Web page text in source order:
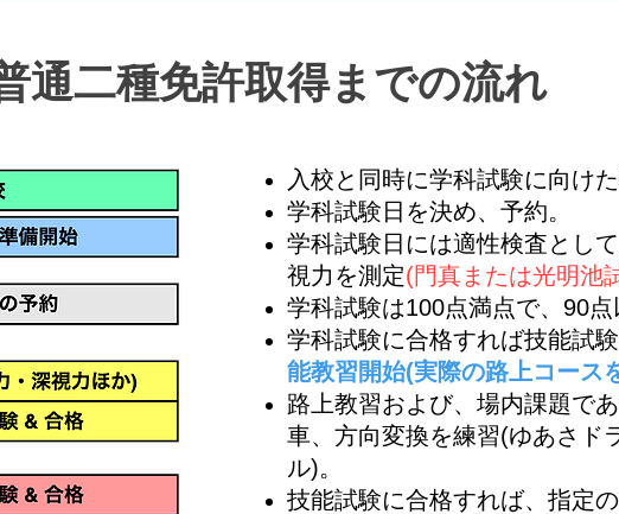
通二種免許取得までの流れ
入校と同時に学科試験に向け
学科試験日を決め、予約。
学科試験日には適性検査とし
視力を測定(門真または光明池
学科試験は100点満点で、90
学科試験に合格すれば技能試験
能教習開始(実際の路上コース
路上教習および、場内課題で
車、方向変換を練習(ゆあさド
ル)。
技能試験に合格すれば、指定